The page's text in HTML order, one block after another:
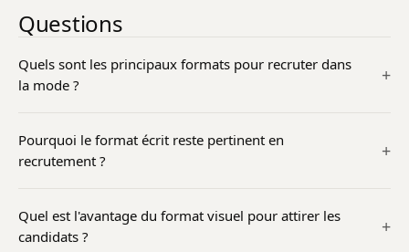
Questions
Quels sont les principaux formats pour recruter dans
la mode ?
Pourquoi le format écrit reste pertinent en
recrutement ?
Quel est l'avantage du format visuel pour attirer les
candidats ?